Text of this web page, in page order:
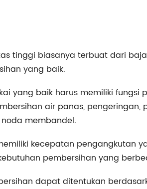
tinggi biasanya terbuat dari
yang baik.
yang baik harus memiliki fungsi
air panas, pengeringan,
membandel.
kecepatan pengangkutan
pembersihan yang
dapat ditentukan